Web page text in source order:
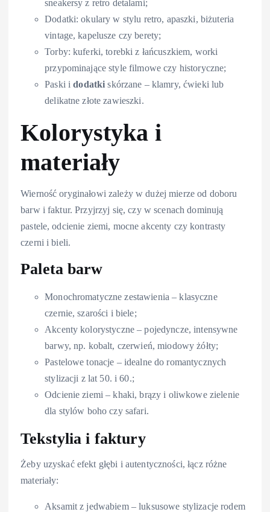
sneakersy z retro detalami;
Dodatki: okulary w stylu retro, apaszki, biżuteria
vintage, kapelusze czy berety;
Torby: kuferki, torebki z łańcuszkiem, worki
przypominające style filmowe czy historyczne;
Paski idodatki skórzane – klamry, ćwieki lub
delikatne złote zawieszki.
Kolorystyka i
materiały
Wierność oryginałowi zależy w dużej mierze od doboru
barw i faktur. Przyjrzyj się, czy w scenach dominują
pastele, odcienie ziemi, mocne akcenty czy kontrasty
czerni i bieli.
Paleta barw
Monochromatyczne zestawienia – klasyczne
czernie, szarości i biele;
Akcenty kolorystyczne – pojedyncze, intensywne
barwy, np. kobalt, czerwień, miodowy żółty;
Pastelowe tonacje – idealne do romantycznych
stylizacji z lat 50. i 60.;
Odcienie ziemi – khaki, brązy i oliwkowe zielenie
dla stylów boho czy safari.
Tekstylia i faktury
Żeby uzyskać efekt głębi i autentyczności, łącz różne
materiały:
Aksamit z jedwabiem – luksusowe stylizacje rodem